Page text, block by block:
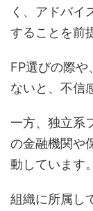
く、アドバイ
することを前
FP選びの際
ないと、不信
一方、独立系
の金融機関や
動しています。
組織に所属し